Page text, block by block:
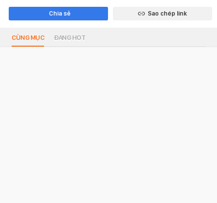
Chia sẻ Sao chép link
CÙNG MỤC ĐANG HOT